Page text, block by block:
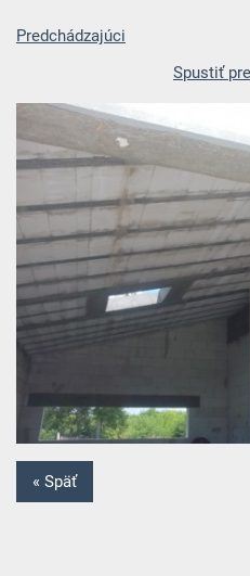
Predchádzajúci
Spustiť
« Späť